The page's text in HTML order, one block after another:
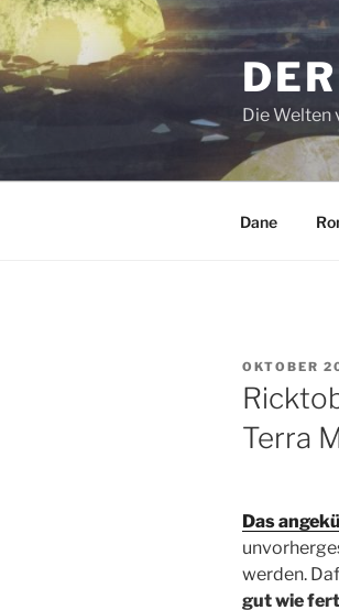
Zum
Inhalt
springen
Die Welten
Dane
AM
OKTOBER
Terra
Das
werden.
gut wie